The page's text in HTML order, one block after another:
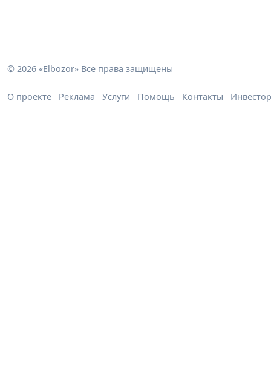
© 2026 «Elbozor» Все права защищены
О проекте Реклама Услуги Помощь Контакты